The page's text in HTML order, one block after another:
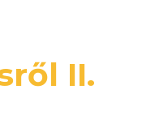
II.